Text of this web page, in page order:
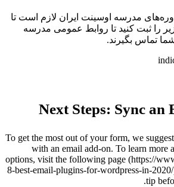
مدرسه اوسینت ایران لازم است تا
را ثبت کنید تا روابط عمومی مدرسه
تماس بگیرند.
Next Steps: Sync an
To get the most out of your form, we
with an email add-on. To learn more
options, visit the following page (https://
8-best-email-plugins-for-wordpress-in-
tip